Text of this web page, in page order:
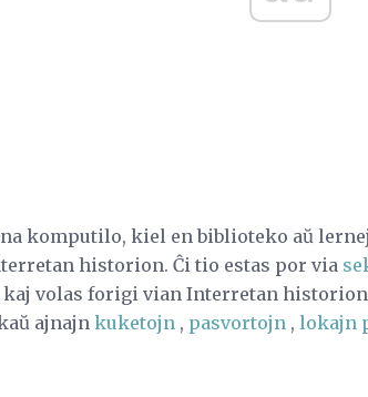
komputilo, kiel en biblioteko aŭ
historion. Ĉi tio estas por via
volas forigi vian Interretan
ajnajn kuketojn , pasvortojn , lokajn